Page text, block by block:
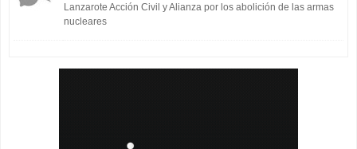
Lanzarote Acción Civil y Alianza por los abolición de las armas
nucleares